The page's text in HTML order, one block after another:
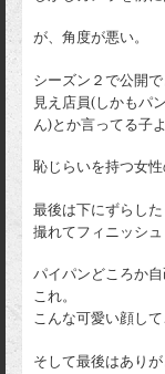
が、角度が悪い。
シーズン２で公開
見え店員(しかもパ
ん)とか言ってる子
恥じらいを持つ女性
最後は下にずらし
撮れてフィニッシュ
パイパンどころか
これ。
こんな可愛い顔して
そして最後はあり